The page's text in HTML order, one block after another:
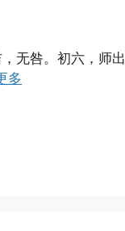
无咎。初六，师
多